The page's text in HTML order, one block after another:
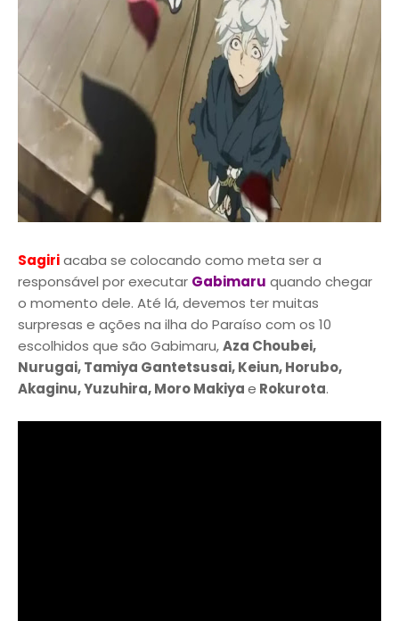
Sagiriacaba se colocando como meta ser a
responsável por executar Gabimaru quando chegar
o momento dele. Até lá, devemos ter muitas
surpresas e ações na ilha do Paraíso com os 10
escolhidos que são Gabimaru,Aza Choubei,
Nurugai, Tamiya Gantetsusai, Keiun, Horubo,
Akaginu, Yuzuhira, Moro Makiyae Rokurota.